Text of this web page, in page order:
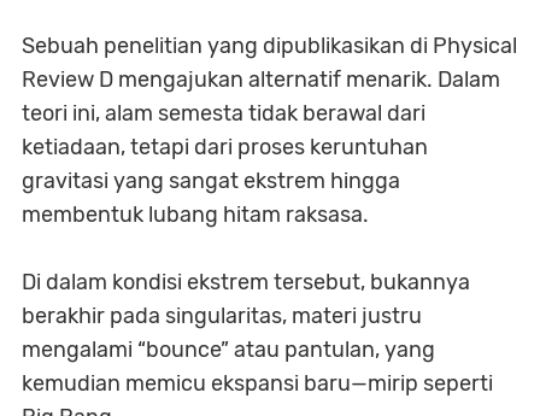
Sebuah penelitian yang dipublikasikan di Physical
Review D mengajukan alternatif menarik. Dalam
teori ini, alam semesta tidak berawal dari
ketiadaan, tetapi dari proses keruntuhan
gravitasi yang sangat ekstrem hingga
membentuk lubang hitam raksasa.
Di dalam kondisi ekstrem tersebut, bukannya
berakhir pada singularitas, materi justru
mengalami “bounce” atau pantulan, yang
kemudian memicu ekspansi baru—mirip seperti